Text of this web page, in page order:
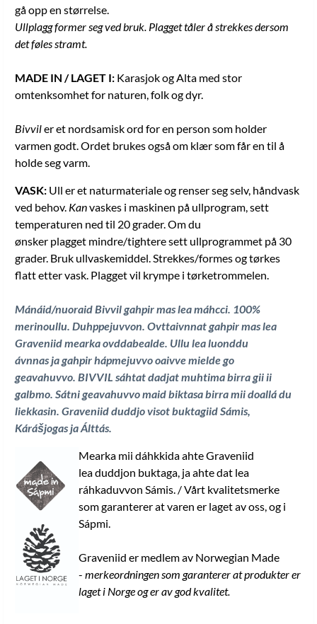
gå opp en størrelse.
Ullplagg former seg ved bruk. Plagget tåler å strekkes dersom
det føles stramt.
MADE IN / LAGET I: Karasjok og Alta med stor
omtenksomhet for naturen, folk og dyr.
Bivviler et nordsamisk ord for en person som holder
varmen godt. Ordet brukes også om klær som får en til å
holde seg varm.
VASK: Ull er et naturmateriale og renser seg selv, håndvask
ved behov. Kanvaskes i maskinen på ullprogram, sett
temperaturen ned til 20 grader. Om du
ønsker plagget mindre/tightere sett ullprogrammet på 30
grader. Bruk ullvaskemiddel. Strekkes/formes og tørkes
flatt etter vask. Plagget vil krympe i tørketrommelen.
Mánáid/nuoraid Bivvil gahpir mas lea máhcci. 100%
merinoullu. Duhppejuvvon. Ovttaivnnat gahpir mas lea
Graveniid mearka ovddabealde. Ullu lea luonddu
ávnnas ja gahpir hápmejuvvo oaivve mielde go
geavahuvvo. BIVVIL sáhtat dadjat muhtima birra gii ii
galbmo. Sátni geavahuvvo maid biktasa birra mii doallá du
liekkasin. Graveniid duddjo visot buktagiid Sámis,
Kárášjogas ja Álttás.
Mearka mii dáhkkida ahte Graveniid
lea duddjon buktaga, ja ahte dat lea
ráhkaduvvon Sámis. / Vårt kvalitetsmerke
som garanterer at varen er laget av oss, og i
Sápmi.
Graveniid er medlem av Norwegian Made
- merkeordningen som garanterer at produkter er
laget i Norge og er av god kvalitet.